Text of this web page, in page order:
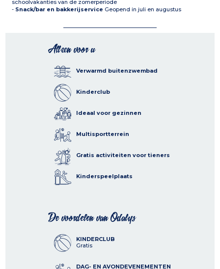
schoolvakanties van de zomerperiode
- Snack/bar en bakkerijservice Geopend in juli en augustus
Alleen voor u
Verwarmd buitenzwembad
Kinderclub
Ideaal voor gezinnen
Multisportterrein
Gratis activiteiten voor tieners
Kinderspeelplaats
De voordelen van Odalys
KINDERCLUB
Gratis
DAG- EN AVONDEVENEMENTEN